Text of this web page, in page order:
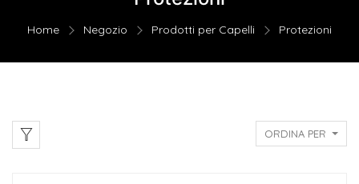
Home Negozio Prodotti per Capelli Protezioni
ORDINA PER